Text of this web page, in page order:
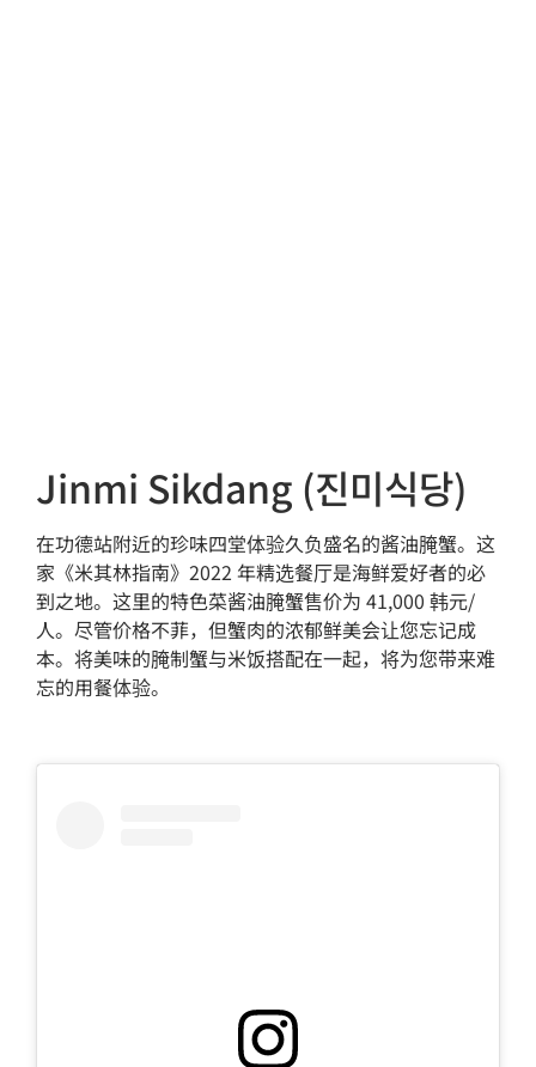
Jinmi Sikdang (진미식당)
在功德站附近的珍味四堂体验久负盛名的酱油腌蟹。这
家《米其林指南》2022 年精选餐厅是海鲜爱好者的必
到之地。这里的特色菜酱油腌蟹售价为 41,000 韩元/
人。尽管价格不菲，但蟹肉的浓郁鲜美会让您忘记成
本。将美味的腌制蟹与米饭搭配在一起，将为您带来难
忘的用餐体验。